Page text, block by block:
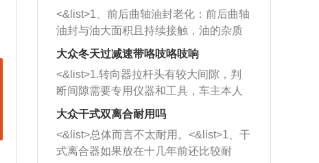
西取出来。但如果是因为积碳过多引起
的堵塞，就需要将三元催化器泡在草酸
洗剂对堵塞的情况得到解决，将清洗剂
放在燃油箱中，与燃油混合后，车辆启
动时，就可以和汽油一起进入到燃烧
室，最后形成废气排出，就可以让三元
催化器得到清洗，排气管堵塞的情况就
能够得到解决。
一圈半的练习，往右同样也要打相同的
圈数。 <&list>3、最后强调要反复练
习，这样就可以形成肌肉记忆，在真实
驾驶车辆时，不需要记忆也能打好方
向。
<&list>1、前后曲轴油封老化：前后曲轴
油封与油大面积且持续接触，油的杂质
和发动机内持续温度变化使其密封效果
逐渐减弱，导致渗油或漏油。<&list>2、
活塞间隙过大：积碳会使活塞环与缸体
的间隙扩大，导致机油流入燃烧室中，
造成烧机油。<&list>3、机油粘度。使用
机油粘度过小的话，同样会有烧机油现
象，机油粘度过小具有很好的流动性，
大众冬天过减速带咯吱咯吱响
<&list>1.转向器拉杆头有较大间隙，判
断间隙需要专用仪器和工具，车主本人
无法制作，需要将车辆送到修理厂或4s
店；<&list>2.车辆半轴套管防尘罩破
裂，破裂后会出现漏油现象，使半轴磨
损严重，磨损的半轴容易损坏，产生异
大众干式双离合耐用吗
<&list>总体而言不太耐用。<&list>1、干
式离合器如果放在十几年前还比较耐